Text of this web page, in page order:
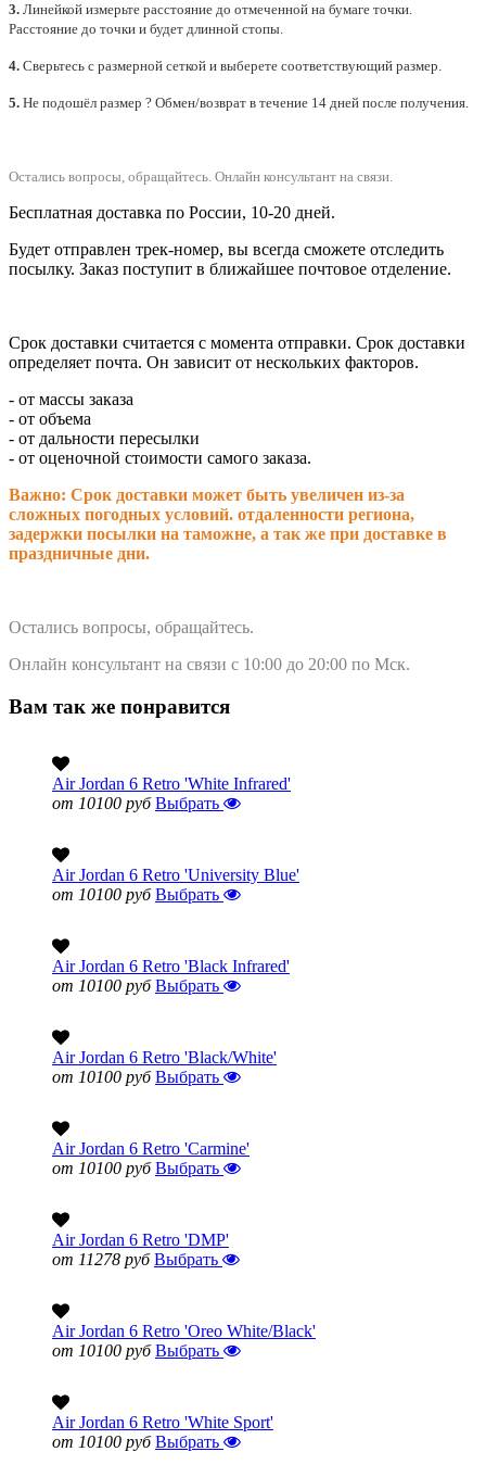
3. Линейкой измерьте расстояние до отмеченной на бумаге точки.
Расстояние до точки и будет длинной стопы.
4. Сверьтесь с размерной сеткой и выберете соответствующий размер.
5. Не подошёл размер ? Обмен/возврат в течение 14 дней после получения.
Остались вопросы, обращайтесь. Онлайн консультант на связи.
Бесплатная доставка по России, 10-20 дней.
Будет отправлен трек-номер, вы всегда сможете отследить
посылку. Заказ поступит в ближайшее почтовое отделение.
Срок доставки считается с момента отправки. Срок доставки
определяет почта. Он зависит от нескольких факторов.
- от массы заказа
- от объема
- от дальности пересылки
- от оценочной стоимости самого заказа.
Важно: Срок доставки может быть увеличен из-за
сложных погодных условий. отдаленности региона,
задержки посылки на таможне, а так же при доставке в
праздничные дни.
Остались вопросы, обращайтесь.
Онлайн консультант на связи с 10:00 до 20:00 по Мск.
Вам так же понравится
Air Jordan 6 Retro 'White Infrared'
от 10100 руб Выбрать
Air Jordan 6 Retro 'University Blue'
от 10100 руб Выбрать
Air Jordan 6 Retro 'Black Infrared'
от 10100 руб Выбрать
Air Jordan 6 Retro 'Black/White'
от 10100 руб Выбрать
Air Jordan 6 Retro 'Carmine'
от 10100 руб Выбрать
Air Jordan 6 Retro 'DMP'
от 11278 руб Выбрать
Air Jordan 6 Retro 'Oreo White/Black'
от 10100 руб Выбрать
Air Jordan 6 Retro 'White Sport'
от 10100 руб Выбрать